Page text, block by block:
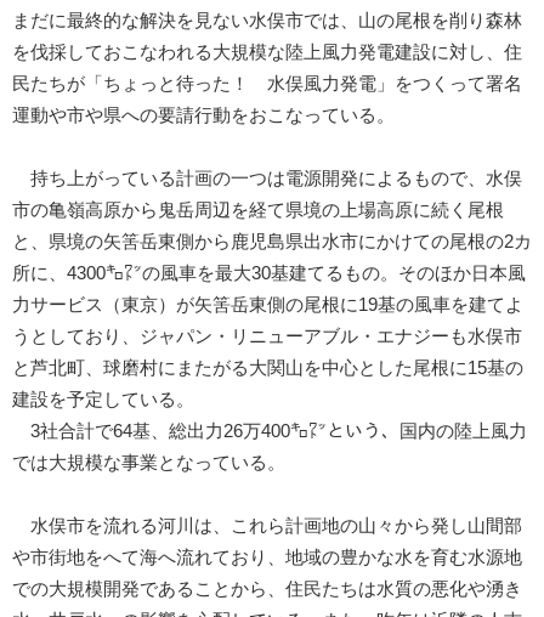
まだに最終的な解決を見ない水俣市では、山の尾根を削り森林
を伐採しておこなわれる大規模な陸上風力発電建設に対し、住
民たちが「ちょっと待った！ 水俣風力発電」をつくって署名
運動や市や県への要請行動をおこなっている。
持ち上がっている計画の一つは電源開発によるもので、水俣
市の亀嶺高原から鬼岳周辺を経て県境の上場高原に続く尾根
と、県境の矢筈岳東側から鹿児島県出水市にかけての尾根の2カ
所に、4300㌔㍗の風車を最大30基建てるもの。そのほか日本風
力サービス（東京）が矢筈岳東側の尾根に19基の風車を建てよ
うとしており、ジャパン・リニューアブル・エナジーも水俣市
と芦北町、球磨村にまたがる大関山を中心とした尾根に15基の
建設を予定している。
3社合計で64基、総出力26万400㌔㍗という、国内の陸上風力
では大規模な事業となっている。
水俣市を流れる河川は、これら計画地の山々から発し山間部
や市街地をへて海へ流れており、地域の豊かな水を育む水源地
での大規模開発であることから、住民たちは水質の悪化や湧き